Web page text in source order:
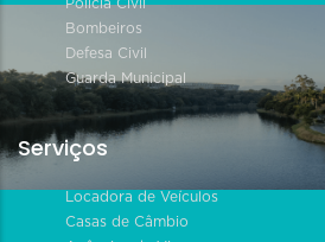
Polícia Civil
Bombeiros
Defesa Civil
Guarda Municipal
Serviços
Locadora de Veículos
Casas de Câmbio